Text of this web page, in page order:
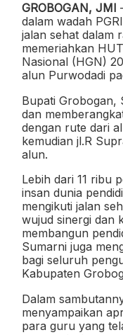
GROBOGAN, JMI
dalam wadah
jalan sehat dalam
memeriahkan
Nasional (HGN)
alun Purwodadi
Bupati Grobogan,
dan
dengan rute dari
kemudian jl.R
alun.
Lebih dari 11 ribu
insan dunia
mengikuti jalan
wujud sinergi dan
membangun
Sumarni juga
bagi seluruh
Kabupaten
Dalam
menyampaikan
para guru yang